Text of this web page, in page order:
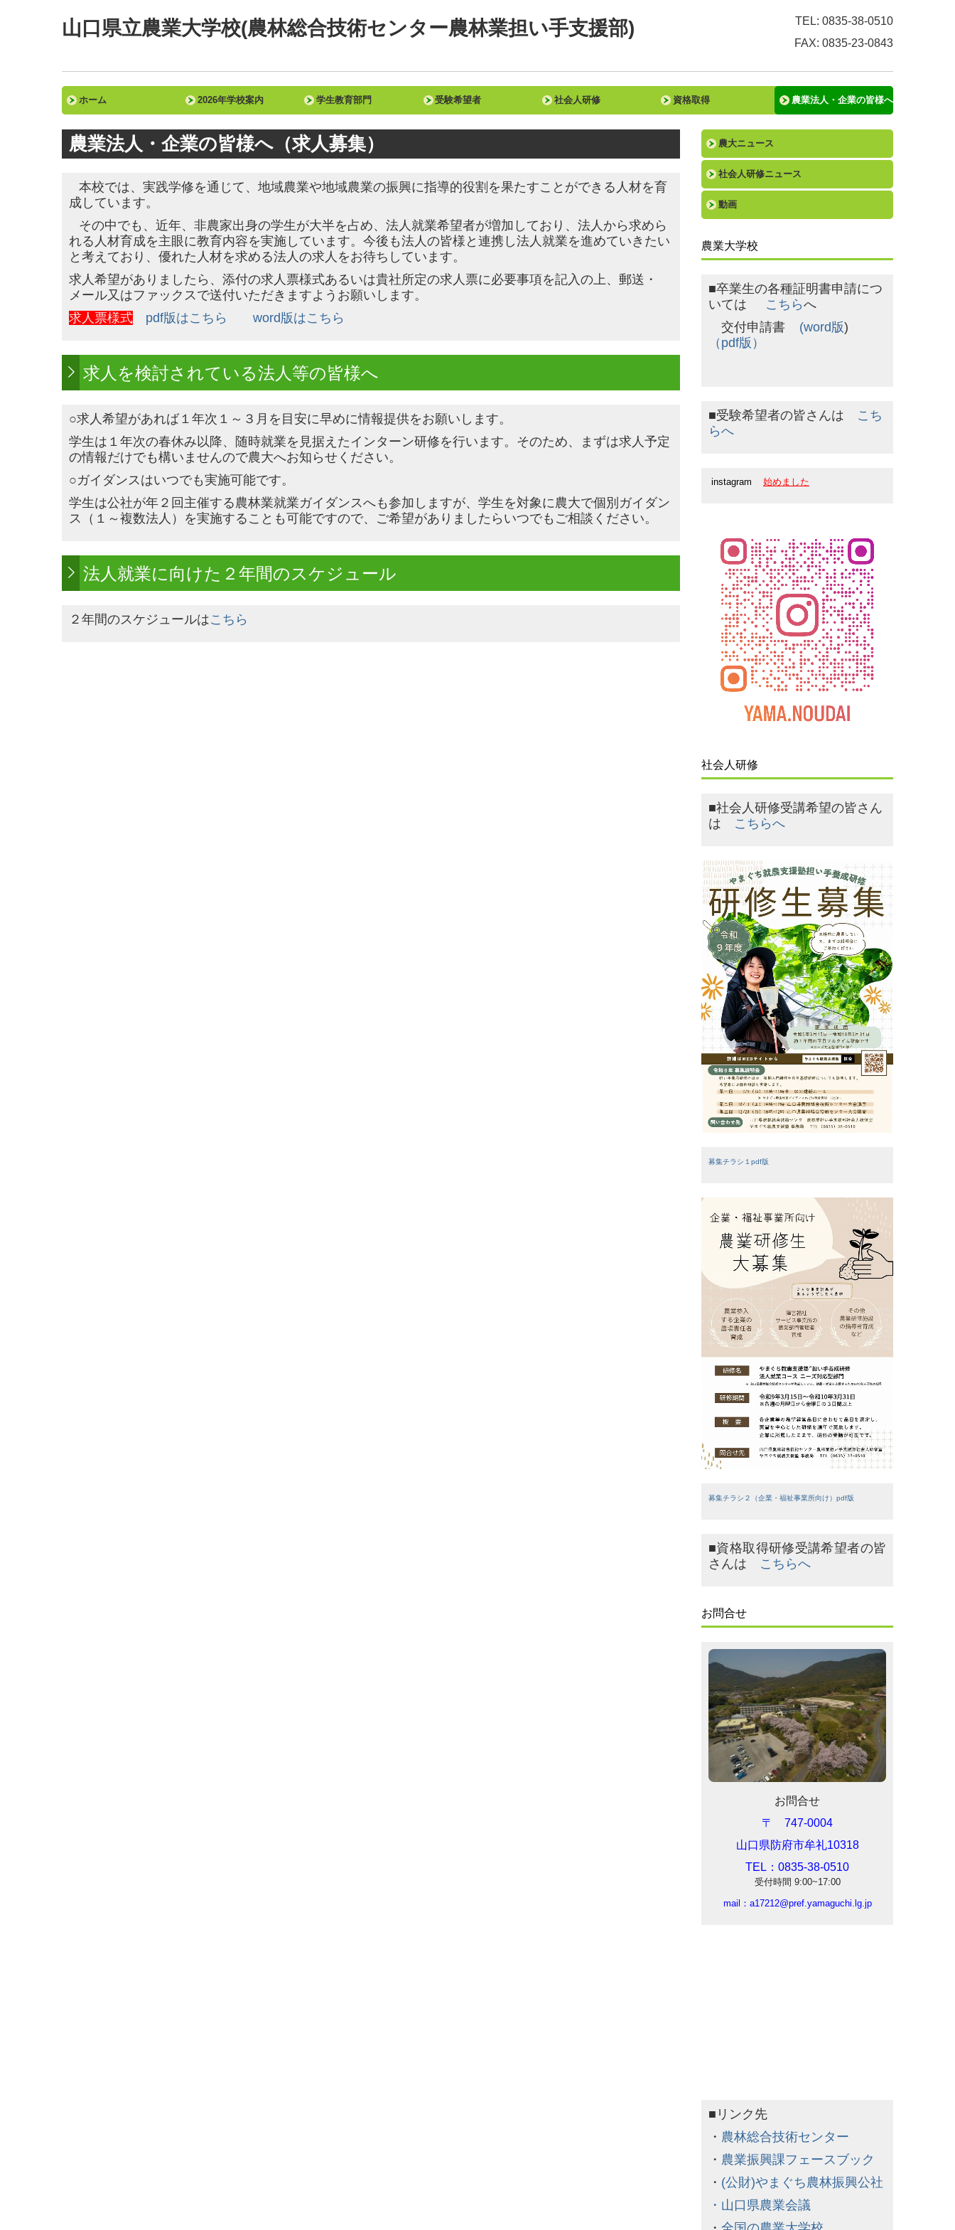
山口県立農業大学校(農林総合技術センター農林業担い手支援部)
TEL: 0835-38-0510
FAX: 0835-23-0843
ホーム
校長あいさつ・沿革・教育方針・目標
学校評価
2026年学校案内 学生教育部門
学科紹介
学修内容
進路指導
学校生活
各種助成制度
受験希望者 社会人研修 資格取得 農業法人・企業の皆様へ
農業法人・企業の皆様へ（求人募集）
本校では、実践学修を通じて、地域農業や地域農業の振興に指導的役割を果たすことができる人材を育
成しています。
その中でも、近年、非農家出身の学生が大半を占め、法人就業希望者が増加しており、法人から求めら
れる人材育成を主眼に教育内容を実施しています。今後も法人の皆様と連携し法人就業を進めていきたい
と考えており、優れた人材を求める法人の求人をお待ちしています。
求人希望がありましたら、添付の求人票様式あるいは貴社所定の求人票に必要事項を記入の上、郵送・
メール又はファックスで送付いただきますようお願いします。
求人票様式
pdf版はこちら word版はこちら
求人を検討されている法人等の皆様へ
○求人希望があれば１年次１～３月を目安に早めに情報提供をお願いします。
学生は１年次の春休み以降、随時就業を見据えたインターン研修を行います。そのため、まずは求人予定
の情報だけでも構いませんので農大へお知らせください。
○ガイダンスはいつでも実施可能です。
学生は公社が年２回主催する農林業就業ガイダンスへも参加しますが、学生を対象に農大で個別ガイダン
ス（１～複数法人）を実施することも可能ですので、ご希望がありましたらいつでもご相談ください。
法人就業に向けた２年間のスケジュール
２年間のスケジュールはこちら
農大ニュース
社会人研修ニュース
動画
農業大学校
■卒業生の各種証明書申請につ
いては
こちらへ
交付申請書 (word版)
（pdf版）
■受験希望者の皆さんは こち
らへ
instagram 始めました
社会人研修
■社会人研修受講希望の皆さん
は こちらへ
募集チラシ１pdf版
募集チラシ２（企業・福祉事業所向け）pdf版
■資格取得研修受講希望者の皆
さんは こちらへ
お問合せ
お問合せ
〒 747-0004
山口県防府市牟礼10318
TEL：0835-38-0510
受付時間 9:00~17:00
mail： a17212@pref.yamaguchi.lg.jp
■リンク先
・ 農林総合技術センター
・ 農業振興課フェースブック
・ (公財)やまぐち農林振興公社
・ 山口県農業会議